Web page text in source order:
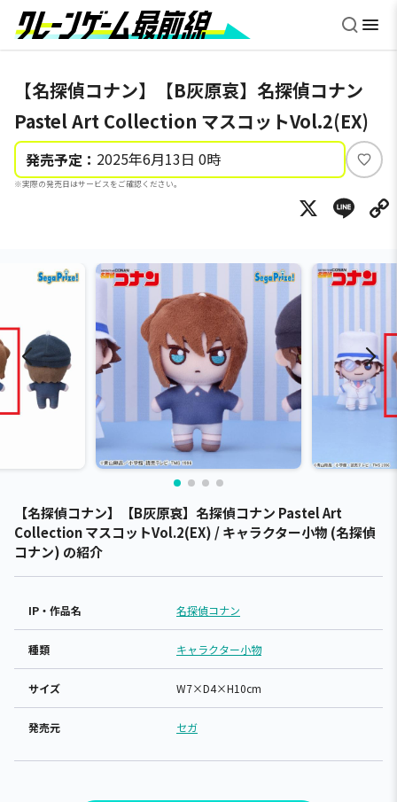
【名探偵コナン】【B灰原哀】名探偵コナン
Pastel Art Collection マスコットVol.2(EX)
発売予定： 2025年6月13日 0時
※実際の発売日はサービスをご確認ください。
い
ね
X
【名探偵コナン】【B灰原哀】名探偵コナン Pastel Art
Collection マスコットVol.2(EX) / キャラクター小物 (名探偵
コナン) の紹介
IP・作品名 名探偵コナン
種類 キャラクター小物
サイズ W7×D4×H10cm
発売元 セガ